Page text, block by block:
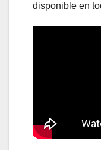
disponible en